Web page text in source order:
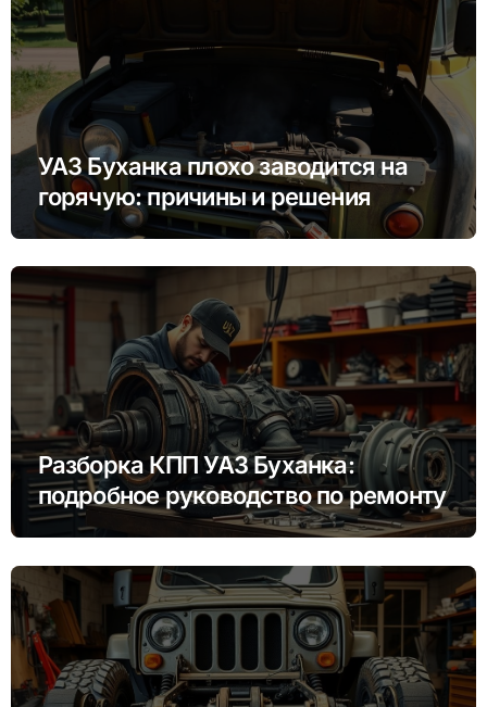
УАЗ Буханка плохо заводится на
горячую: причины и решения
Разборка КПП УАЗ Буханка:
подробное руководство по ремонту